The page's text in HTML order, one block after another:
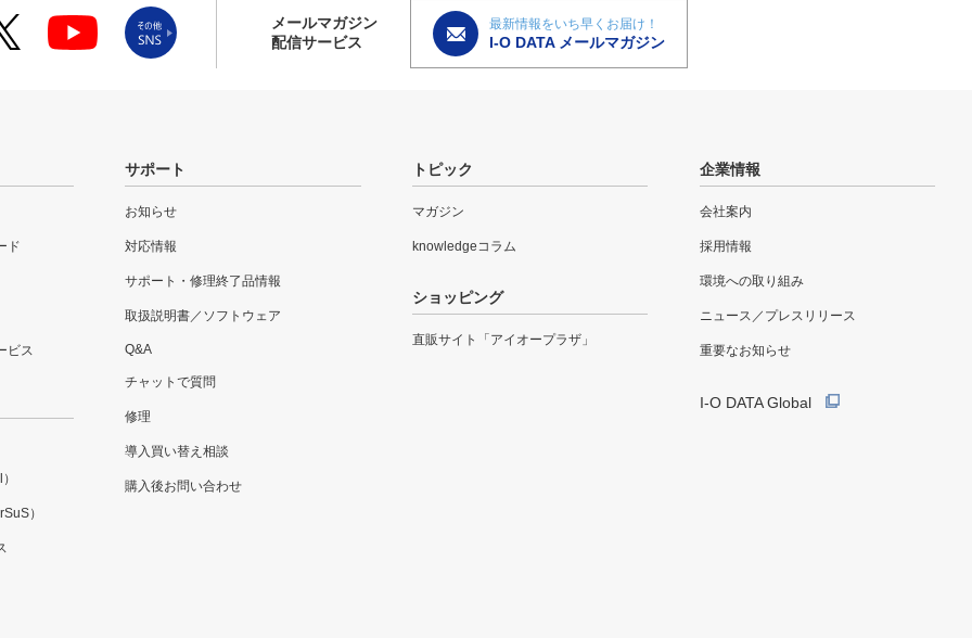
メールマガジン
配信サービス
最新情報をいち早くお届け！
I-O DATA メールマガジン
ド
ビス
）
サポート
お知らせ
対応情報
サポート・修理終了品情報
取扱説明書／ソフトウェア
Q&A
チャットで質問
修理
導入買い替え相談
購入後お問い合わせ
トピック
マガジン
knowledgeコラム
ショッピング
直販サイト「アイオープラザ」
企業情報
会社案内
採用情報
環境への取り組み
ニュース／プレスリリース
重要なお知らせ
I-O DATA Global